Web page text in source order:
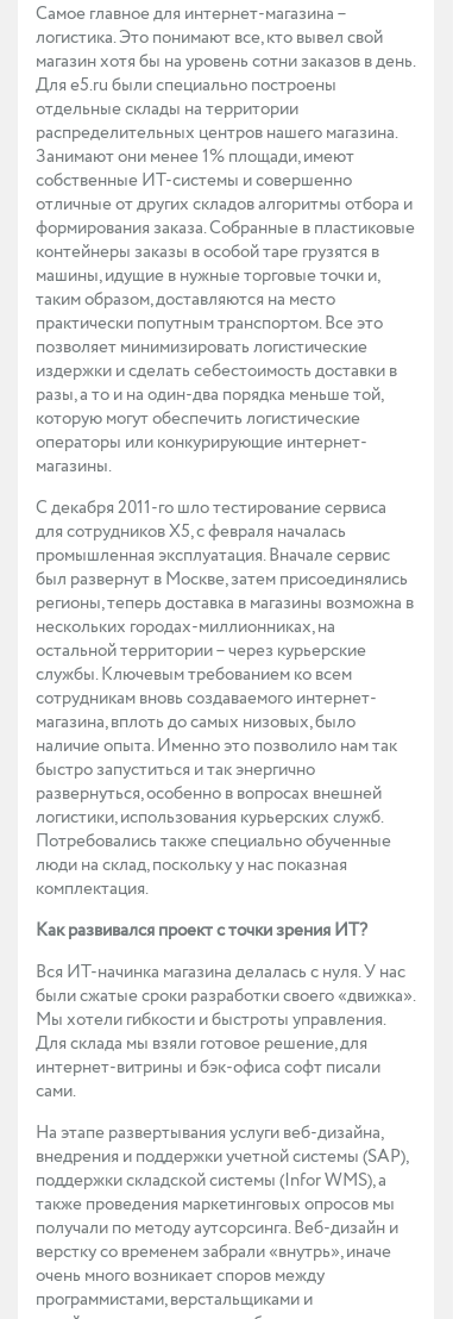
Самое главное для интернет-магазина –
логистика. Это понимают все, кто вывел свой
магазин хотя бы на уровень сотни заказов в день.
Для e5.ru были специально построены
отдельные склады на территории
распределительных центров нашего магазина.
Занимают они менее 1% площади, имеют
собственные ИТ-системы и совершенно
отличные от других складов алгоритмы отбора и
формирования заказа. Собранные в пластиковые
контейнеры заказы в особой таре грузятся в
машины, идущие в нужные торговые точки и,
таким образом, доставляются на место
практически попутным транспортом. Все это
позволяет минимизировать логистические
издерж­ки и сделать себестоимость доставки в
разы, а то и на один-два порядка меньше той,
которую могут обеспечить логистические
операторы или конкурирующие интернет-
магазины.
С декабря 2011-го шло тестирование сервиса
для сотрудников X5, с февраля началась
промышленная эксплуатация. Вначале сервис
был развернут в Москве, затем присоединялись
регионы, теперь доставка в магазины возможна в
нескольких городах-миллионниках, на
остальной территории – через курьерские
службы. Ключевым требованием ко всем
сотрудникам вновь создаваемого интернет-
магазина, вплоть до самых низовых, было
наличие опыта. Именно это позволило нам так
быстро запуститься и так энергично
развернуться, особенно в вопросах внешней
логистики, использования курьерских служб.
Потребовались также специально обученные
люди на склад, поскольку у нас показная
комплектация.
Как развивался проект с точки зрения ИТ?
Вся ИТ-начинка магазина делалась с нуля. У нас
были сжатые сроки разработки своего «движка».
Мы хотели гибкости и быстроты управления.
Для склада мы взяли готовое решение, для
интернет-витрины и бэк-офиса софт писали
сами.
На этапе развертывания услуги веб-дизайна,
внедрения и поддержки учетной системы (SAP),
поддержки складской системы (Infor WMS), а
также проведения маркетинговых опросов мы
получали по методу аутсорсинга. Веб-дизайн и
верстку со временем забрали «внутрь», иначе
очень много возникает споров между
программистами, верстальщиками и